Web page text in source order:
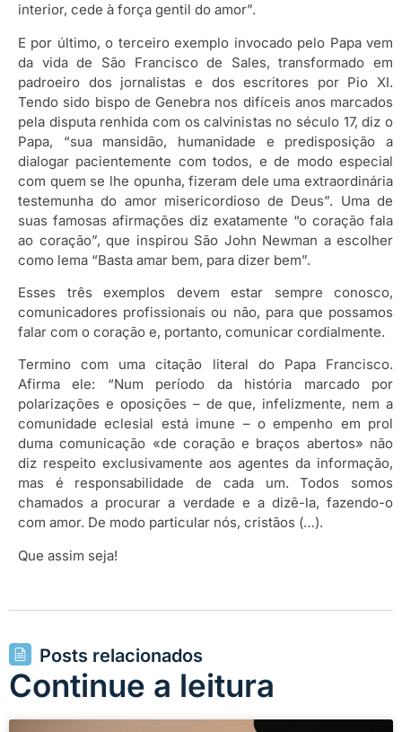
interior, cede à força gentil do amor”.
E por último, o terceiro exemplo invocado pelo Papa vem
da vida de São Francisco de Sales, transformado em
padroeiro dos jornalistas e dos escritores por Pio XI.
Tendo sido bispo de Genebra nos difíceis anos marcados
pela disputa renhida com os calvinistas no século 17, diz o
Papa, “sua mansidão, humanidade e predisposição a
dialogar pacientemente com todos, e de modo especial
com quem se lhe opunha, fizeram dele uma extraordinária
testemunha do amor misericordioso de Deus”. Uma de
suas famosas afirmações diz exatamente “o coração fala
ao coração”, que inspirou São John Newman a escolher
como lema “Basta amar bem, para dizer bem”.
Esses três exemplos devem estar sempre conosco,
comunicadores profissionais ou não, para que possamos
falar com o coração e, portanto, comunicar cordialmente.
Termino com uma citação literal do Papa Francisco.
Afirma ele: “Num período da história marcado por
polarizações e oposições – de que, infelizmente, nem a
comunidade eclesial está imune – o empenho em prol
duma comunicação «de coração e braços abertos» não
diz respeito exclusivamente aos agentes da informação,
mas é responsabilidade de cada um. Todos somos
chamados a procurar a verdade e a dizê-la, fazendo-o
com amor. De modo particular nós, cristãos (…).
Que assim seja!
Posts relacionados
Continue a leitura